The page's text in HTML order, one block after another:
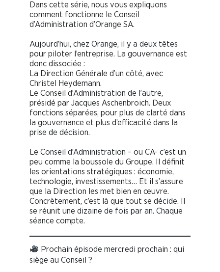
Dans cette série, nous vous expliquons
comment fonctionne le Conseil
d’Administration d’Orange SA.
Aujourd’hui, chez Orange, il y a deux têtes
pour piloter l’entreprise. La gouvernance est
donc dissociée :
La Direction Générale d’un côté, avec
Christel Heydemann.
Le Conseil d’Administration de l’autre,
présidé par Jacques Aschenbroich. Deux
fonctions séparées, pour plus de clarté dans
la gouvernance et plus d’efficacité dans la
prise de décision.
Le Conseil d’Administration – ou CA- c’est un
peu comme la boussole du Groupe. Il définit
les orientations stratégiques : économie,
technologie, investissements… Et il s’assure
que la Direction les met bien en œuvre.
Concrètement, c’est là que tout se décide. Il
se réunit une dizaine de fois par an. Chaque
séance compte.
Prochain épisode mercredi prochain : qui
siège au Conseil ?